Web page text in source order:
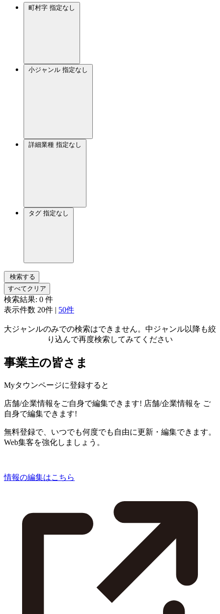
町村字 指定なし
小ジャンル 指定なし
詳細業種 指定なし
タグ 指定なし
検索する
すべてクリア
検索結果: 0 件
表示件数 20件 | 50件
大ジャンルのみでの検索はできません。中ジャンル以降も絞
り込んで再度検索してみてください
事業主の皆さま
Myタウンページに登録すると
店舗/企業情報をご自身で編集できます! 店舗/企業情報を ご
自身で編集できます!
無料登録で、いつでも何度でも自由に更新・編集できます。
Web集客を強化しましょう。
情報の編集はこちら